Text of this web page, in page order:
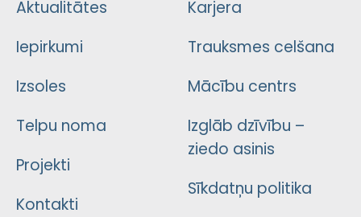
Aktualitātes
Iepirkumi
Izsoles
Telpu noma
Projekti
Kontakti
Karjera
Trauksmes celšana
Mācību centrs
Izglāb dzīvību –
ziedo asinis
Sīkdatņu politika